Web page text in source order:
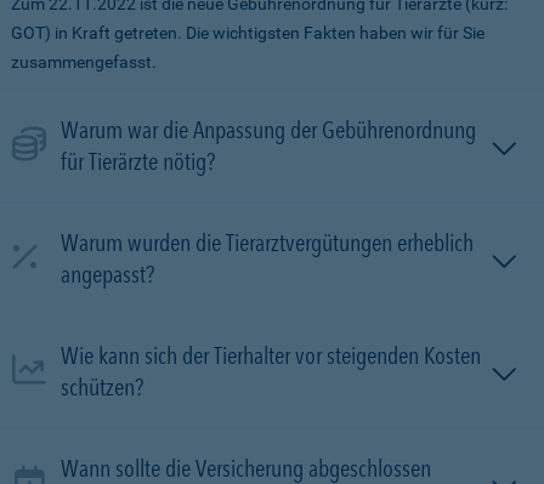
GOT) in Kraft getreten. Die wichtigsten Fakten haben wir für Sie
zusammengefasst.
Warum war die Anpassung der Gebührenordnung
für Tierärzte nötig?
Warum wurden die Tierarztvergütungen erheblich
angepasst?
Wie kann sich der Tierhalter vor steigenden Kosten
schützen?
Wann sollte die Versicherung abgeschlossen